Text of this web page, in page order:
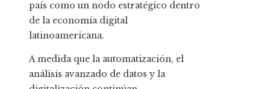
país como un nodo estratégico dentro
de la economía digital
latinoamericana.
A medida que la automatización, el
análisis avanzado de datos y la